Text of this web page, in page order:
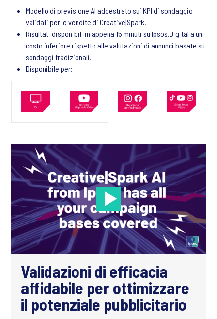
Modello di previsione AI addestrato sui KPI di sondaggio
validati per le vendite di Creative|Spark.
Risultati disponibili in appena 15 minuti su Ipsos.Digital a un
costo inferiore rispetto alle valutazioni di annunci basate su
sondaggi tradizionali.
Disponibile per:
Validazioni di efficacia
affidabile per ottimizzare
il potenziale pubblicitario